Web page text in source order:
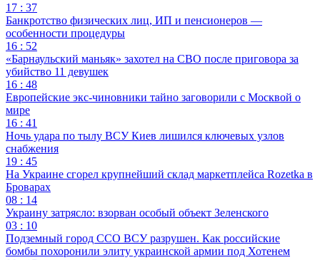
17 : 37
Банкротство физических лиц, ИП и пенсионеров —
особенности процедуры
16 : 52
«Барнаульский маньяк» захотел на СВО после приговора за
убийство 11 девушек
16 : 48
Европейские экс-чиновники тайно заговорили с Москвой о
мире
16 : 41
Ночь удара по тылу ВСУ Киев лишился ключевых узлов
снабжения
19 : 45
На Украине сгорел крупнейший склад маркетплейса Rozetka в
Броварах
08 : 14
Украину затрясло: взорван особый объект Зеленского
03 : 10
Подземный город ССО ВСУ разрушен. Как российские
бомбы похоронили элиту украинской армии под Хотенем